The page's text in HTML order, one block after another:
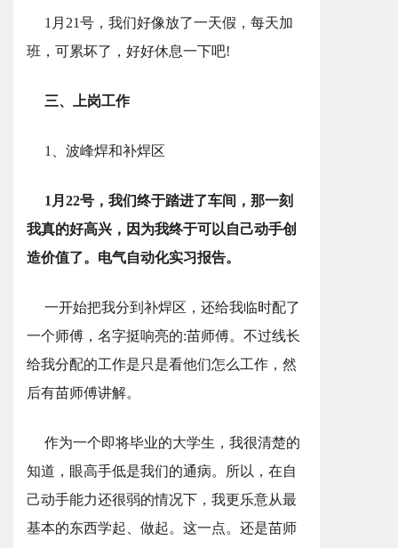
1月21号，我们好像放了一天假，每天加
班，可累坏了，好好休息一下吧!
三、上岗工作
1、波峰焊和补焊区
1月22号，我们终于踏进了车间，那一刻
我真的好高兴，因为我终于可以自己动手创
造价值了。电气自动化实习报告。
一开始把我分到补焊区，还给我临时配了
一个师傅，名字挺响亮的:苗师傅。不过线长
给我分配的工作是只是看他们怎么工作，然
后有苗师傅讲解。
作为一个即将毕业的大学生，我很清楚的
知道，眼高手低是我们的通病。所以，在自
己动手能力还很弱的情况下，我更乐意从最
基本的东西学起、做起。这一点。还是苗师